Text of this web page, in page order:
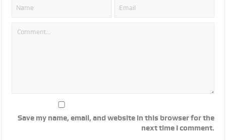
Save my name, email, and website in this browser for the
next time I comment.